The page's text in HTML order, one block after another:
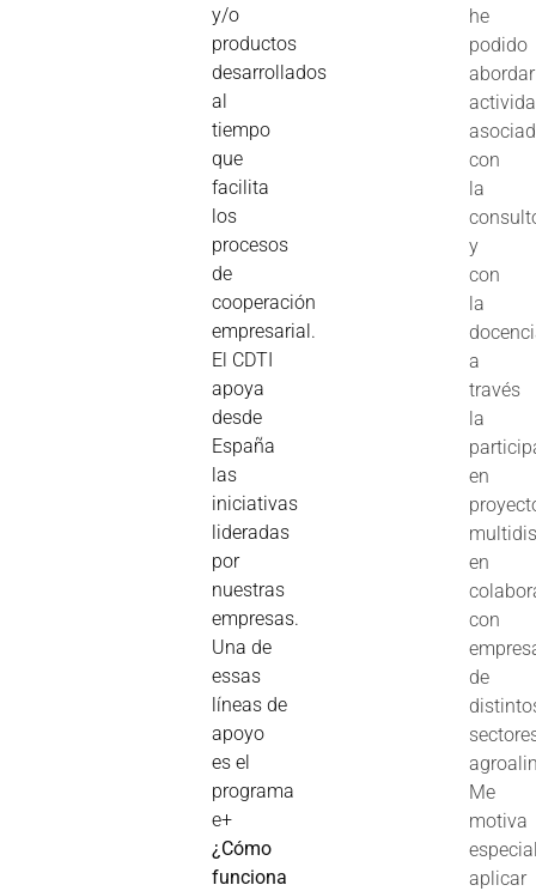
y/o
productos
desarrollados
al
tiempo
que
facilita
los
procesos
de
cooperación
empresarial.
El CDTI
apoya
desde
España
las
iniciativas
lideradas
por
nuestras
empresas.
Una de
essas
líneas de
apoyo
es el
programa
e+
¿Cómo
funciona
he
podido
abordar
con
la
y
con
la
a
través
la
en
en
con
de
Me
motiva
aplicar